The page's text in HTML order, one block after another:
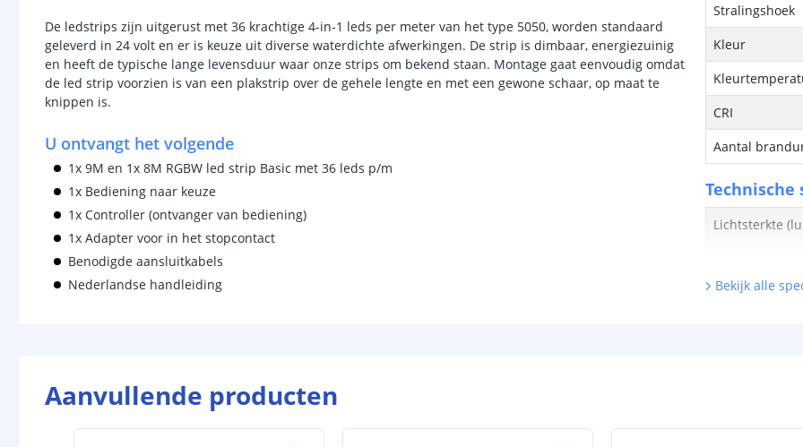
De ledstrips zijn uitgerust met 36 krachtige 4-in-1 leds per meter van het type 5050, worden standaard
geleverd in 24 volt en er is keuze uit diverse waterdichte afwerkingen. De strip is dimbaar, energiezuinig
en heeft de typische lange levensduur waar onze strips om bekend staan. Montage gaat eenvoudig omdat
de led strip voorzien is van een plakstrip over de gehele lengte en met een gewone schaar, op maat te
knippen is.
U ontvangt het volgende
1x 9M en 1x 8M RGBW led strip Basic met 36 leds p/m
1x Bediening naar keuze
1x Controller (ontvanger van bediening)
1x Adapter voor in het stopcontact
Benodigde aansluitkabels
Nederlandse handleiding
Stralingshoek
Kleur
CRI
Aantal
Technische
Lichtsterkte
Bekijk alle
Aanvullende producten